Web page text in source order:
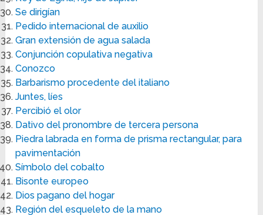
Se dirigían
Pedido internacional de auxilio
Gran extensión de agua salada
Conjunción copulativa negativa
Conozco
Barbarismo procedente del italiano
Juntes, líes
Percibió el olor
Dativo del pronombre de tercera persona
Piedra labrada en forma de prisma rectangular, para
pavimentación
Símbolo del cobalto
Bisonte europeo
Dios pagano del hogar
Región del esqueleto de la mano